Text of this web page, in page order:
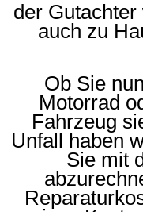
der
auch zu
Ob Sie
Motorrad
Fahrzeug
Unfall haben
Sie mit